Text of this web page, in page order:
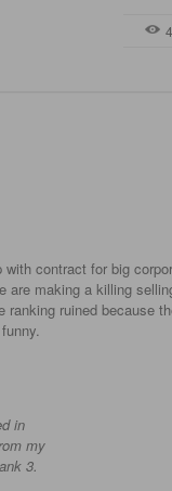
contract for big
are making a killing
ruined because
in
my
3.